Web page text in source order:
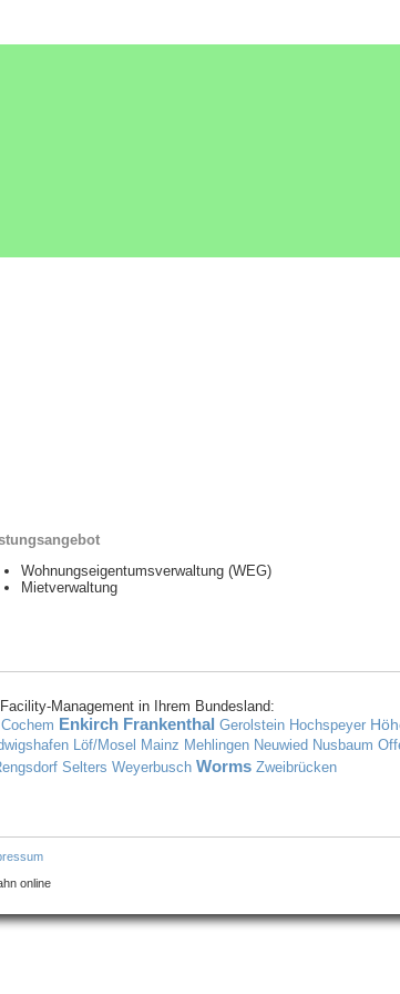
Wohnungseigentumsverwaltung (WEG)
Mietverwaltung
Management in Ihrem Bundesland:
Cochem Enkirch Frankenthal Gerolstein Hochspeyer
Löf/Mosel Mainz Mehlingen Neuwied Nusbaum
Selters Weyerbusch Worms Zweibrücken
online